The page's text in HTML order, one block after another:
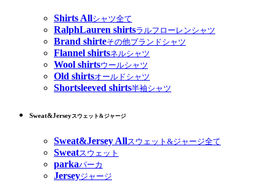
Shirts Allシャツ全て
RalphLauren shirtsラルフローレンシャツ
Brand shirteその他ブランドシャツ
Flannel shirtsネルシャツ
Wool shirtsウールシャツ
Old shirtsオールドシャツ
Shortsleeved shirts半袖シャツ
Sweat&Jerseyスウェット&ジャージ
Sweat&Jersey Allスウェット&ジャージ全て
Sweatスウェット
parkaパーカ
Jerseyジャージ